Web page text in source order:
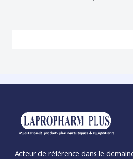
Acteur de référence dans le